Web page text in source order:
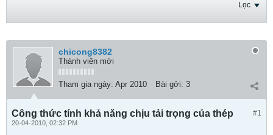
Lọc
chicong8382
Thành viên mới
Tham gia ngày: Apr 2010 Bài gởi: 3
#1
Công thức tính khả năng chịu tải trọng của thép
20-04-2010, 02:32 PM